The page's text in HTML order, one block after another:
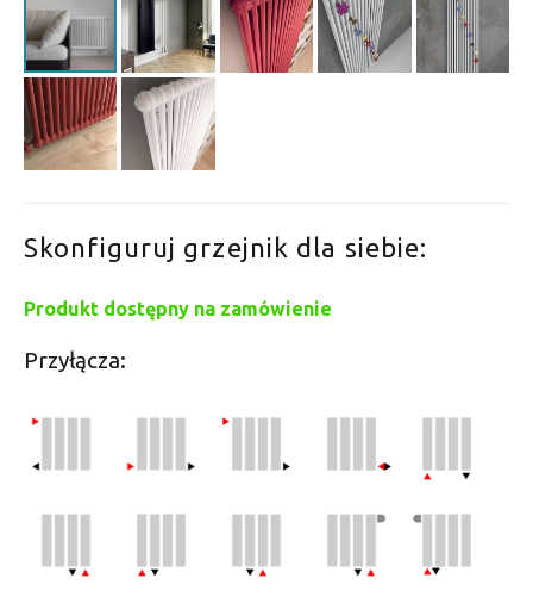
Skonfiguruj grzejnik dla siebie:
Produkt dostępny na zamówienie
Przyłącza: